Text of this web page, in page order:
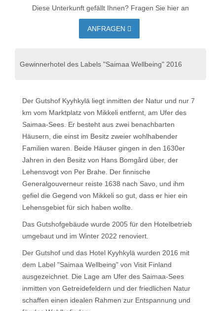
Diese Unterkunft gefällt Ihnen? Fragen Sie hier an
ANFRAGEN
Gewinnerhotel des Labels "Saimaa Wellbeing" 2016
Der Gutshof Kyyhkylä liegt inmitten der Natur und nur 7
km vom Marktplatz von Mikkeli entfernt, am Ufer des
Saimaa-Sees. Er besteht aus zwei benachbarten
Häusern, die einst im Besitz zweier wohlhabender
Familien waren. Beide Häuser gingen in den 1630er
Jahren in den Besitz von Hans Bomgård über, der
Lehensvogt von Per Brahe. Der finnische
Generalgouverneur reiste 1638 nach Savo, und ihm
gefiel die Gegend von Mikkeli so gut, dass er hier ein
Lehensgebiet für sich haben wollte.
Das Gutshofgebäude wurde 2005 für den Hotelbetrieb
umgebaut und im Winter 2022 renoviert.
Der Gutshof und das Hotel Kyyhkylä wurden 2016 mit
dem Label "Saimaa Wellbeing" von Visit Finland
ausgezeichnet. Die Lage am Ufer des Saimaa-Sees
inmitten von Getreidefeldern und der friedlichen Natur
schaffen einen idealen Rahmen zur Entspannung und